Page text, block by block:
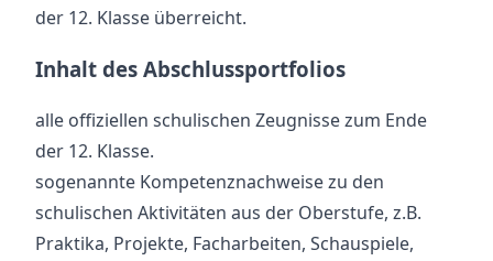
der 12. Klasse überreicht.
Inhalt des Abschlussportfolios
alle offiziellen schulischen Zeugnisse zum Ende
der 12. Klasse.
sogenannte Kompetenznachweise zu den
schulischen Aktivitäten aus der Oberstufe, z.B.
Praktika, Projekte, Facharbeiten, Schauspiele,